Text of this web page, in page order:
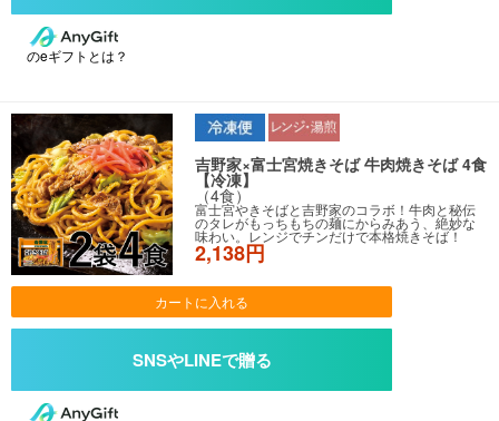
のeギフトとは？
吉野家×富士宮焼きそば 牛肉焼きそば 4食
【冷凍】
（4食）
富士宮やきそばと吉野家のコラボ！牛肉と秘伝
のタレがもっちもちの麺にからみあう、絶妙な
味わい。レンジでチンだけで本格焼きそば！
2,138円
カートに入れる